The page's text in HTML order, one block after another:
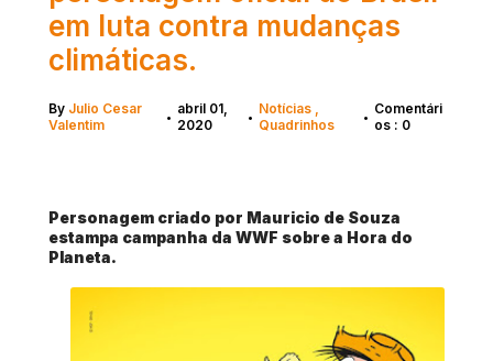
em luta contra mudanças
climáticas.
By Julio Cesar
Valentim
• abril 01,
2020
• Notícias
Quadrinhos
• Comentári
os : 0
Personagem criado por Mauricio de Souza
estampa campanha da WWF sobre a Hora do
Planeta.